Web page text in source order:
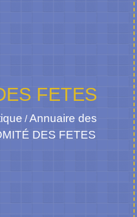
FETES
/Annuaire des
DES FETES